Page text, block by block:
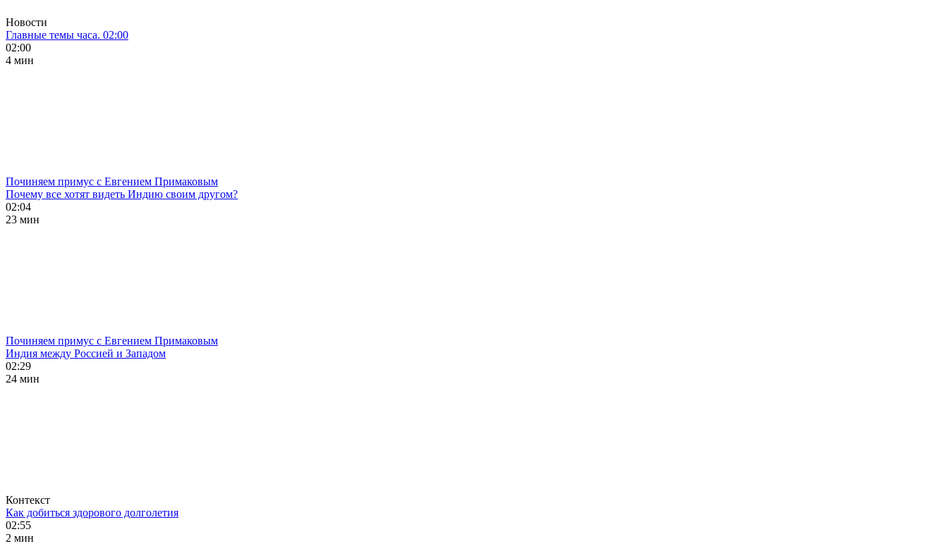
Новости
Главные темы часа. 02:00
02:00
4 мин
Починяем примус с Евгением Примаковым
Почему все хотят видеть Индию своим другом?
02:04
23 мин
Починяем примус с Евгением Примаковым
Индия между Россией и Западом
02:29
24 мин
Контекст
Как добиться здорового долголетия
02:55
2 мин